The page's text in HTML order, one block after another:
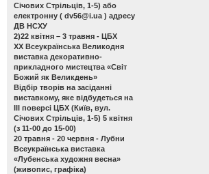
Січових Стрільців, 1-5) або
електронну ( dv56@i.ua ) адресу
ДВ НСХУ
2)22 квітня – 3 травня - ЦБХ
ХХ Всеукраїнська Великодня
виставка декоративно-
прикладного мистецтва «Світ
Божий як Великдень»
Відбір творів на засіданні
виставкому, яке відбудеться на
ІІІ поверсі ЦБХ (Київ, вул.
Січових Стрільців, 1-5) 5 квітня
(з 11-00 до 15-00)
20 травня - 20 червня - Лубни
Всеукраїнська виставка
«Лубенська художня весна»
(живопис, графіка)